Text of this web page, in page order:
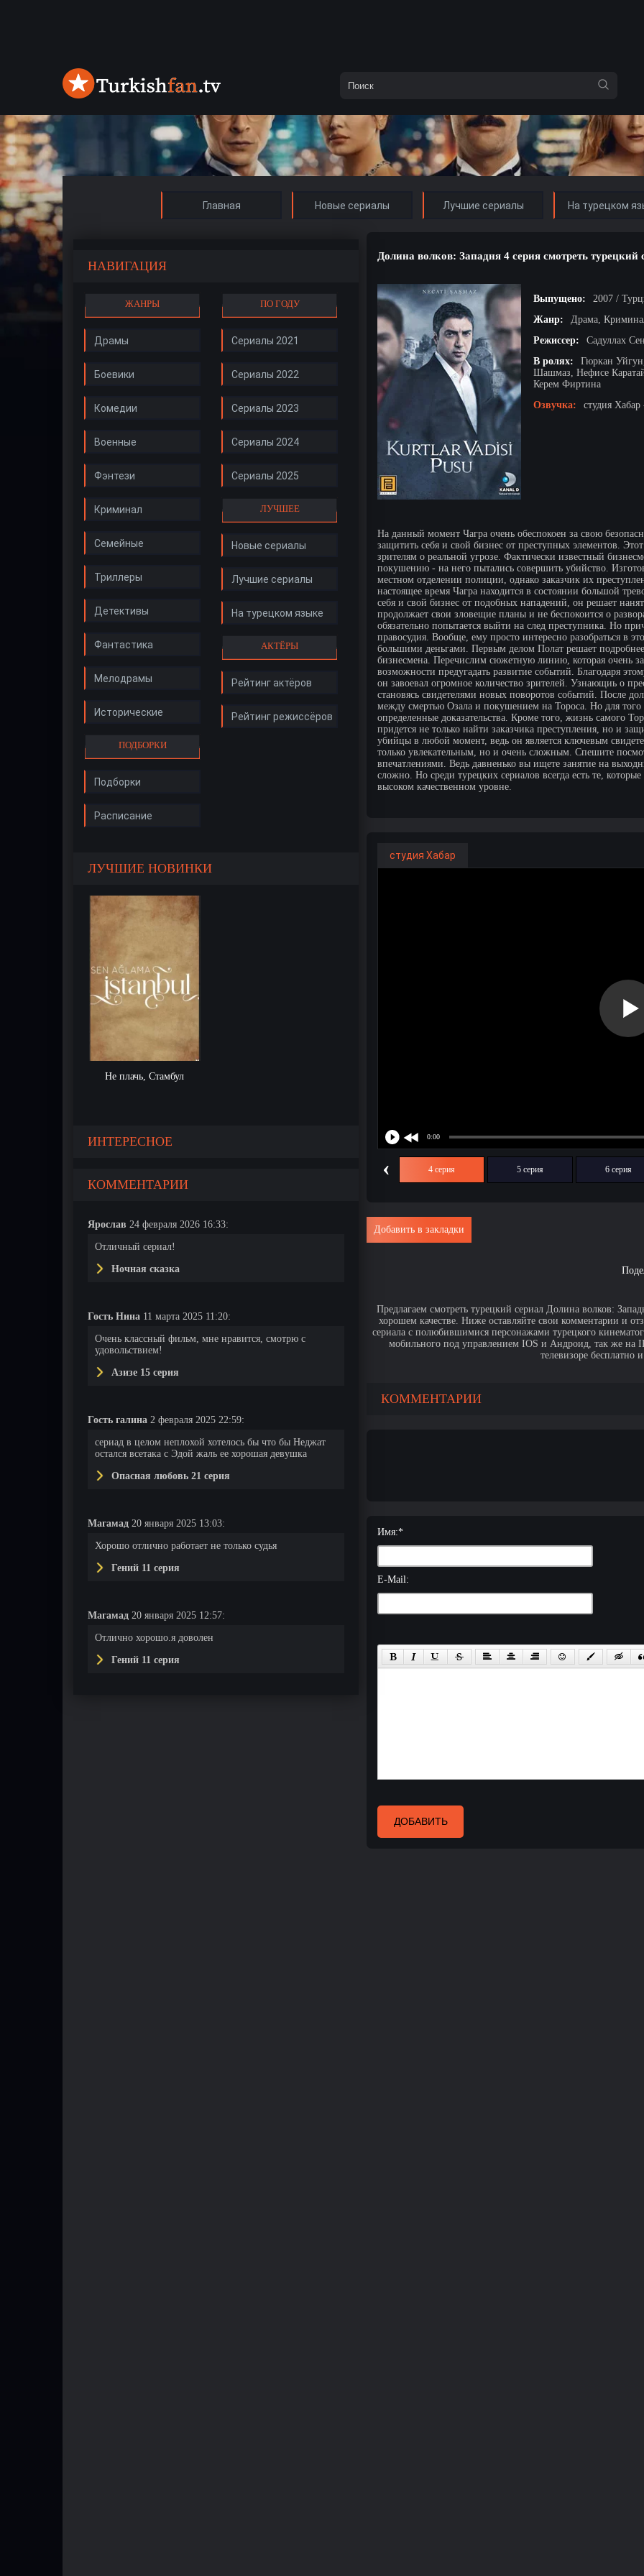
Главная Новые сериалы Лучшие сериалы На турецком
НАВИГАЦИЯ
ЖАНРЫ
Драмы
Боевики
Комедии
Военные
Фэнтези
Криминал
Семейные
Триллеры
Детективы
Фантастика
Мелодрамы
Исторические
ПОДБОРКИ
Подборки
Расписание
ПО ГОДУ
Сериалы 2021
Сериалы 2022
Сериалы 2023
Сериалы 2024
Сериалы 2025
ЛУЧШЕЕ
Новые сериалы
Лучшие сериалы
На турецком языке
АКТЁРЫ
Рейтинг актёров
Рейтинг режиссёров
ЛУЧШИЕ НОВИНКИ
Не плачь, Стамбул
ИНТЕРЕСНОЕ
КОММЕНТАРИИ
Ярослав 24 февраля 2026 16:33:
Отличный сериал!
Ночная сказка
Гость Нина 11 марта 2025 11:20:
Очень классный фильм, мне нравится, смотрю с
удовольствием!
Азизе 15 серия
Гость галина 2 февраля 2025 22:59:
сериад в целом неплохой хотелось бы что бы Неджат
остался всетака с Эдой жаль ее хорошая девушка
Опасная любовь 21 серия
Магамад 20 января 2025 13:03:
Хорошо отлично работает не только судья
Гений 11 серия
Магамад 20 января 2025 12:57:
Отлично хорошо.я доволен
Гений 11 серия
Долина волков: Западня 4 серия смотреть турецкий
Выпущено:
2007 /
Жанр:
Драма,
Режиссер:
Садуллах
В ролях:
Гюркан
Шашмаз, Нефисе
Керем Фиртина
Озвучка:
студия Хабар
На данный момент Чагра очень обеспокоен за свою
защитить себя и свой бизнес от преступных элементов.
зрителям о реальной угрозе. Фактически известный
покушению - на него пытались совершить убийство.
местном отделении полиции, однако заказчик их
настоящее время Чагра находится в состоянии большой
себя и свой бизнес от подобных нападений, он решает
продолжает свои зловещие планы и не беспокоится о
обязательно попытается выйти на след преступника. Но
правосудия. Вообще, ему просто интересно разобраться в
большими деньгами. Первым делом Полат решает
бизнесмена. Перечислим сюжетную линию, которая очень
возможности предугадать развитие событий. Благодаря
он завоевал огромное количество зрителей. Узнающиь о
становясь свидетелями новых поворотов событий. После
между смертью Озала и покушением на Тороса. Но для
определенные доказательства. Кроме того, жизнь самого
придется не только найти заказчика преступления, но и
убийцы в любой момент, ведь он является ключевым
только увлекательным, но и очень сложным. Спешите
впечатлениями. Ведь давненько вы ищете занятие на
сложно. Но среди турецких сериалов всегда есть те,
высоком качественном уровне.
студия Хабар
‹ 4 серия 5 серия 6 серия
Добавить в закладки
Предлагаем смотреть турецкий сериал Долина волков:
хорошем качестве. Ниже оставляйте свои комментарии и
сериала с полюбившимися персонажами турецкого
мобильного под управлением IOS и Андроид, так же на
телевизоре бесплатно
КОММЕНТАРИИ
Имя:*
E-Mail:
ДОБАВИТЬ